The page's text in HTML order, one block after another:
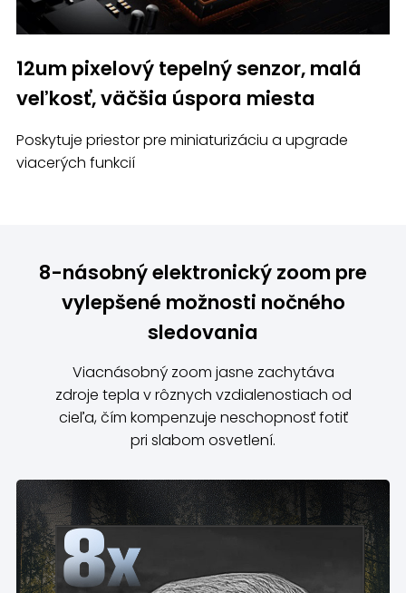
12um pixelový tepelný senzor, malá
veľkosť, väčšia úspora miesta
Poskytuje priestor pre miniaturizáciu a upgrade
viacerých funkcií
8-násobný elektronický zoom pre
vylepšené možnosti nočného
sledovania
Viacnásobný zoom jasne zachytáva
zdroje tepla v rôznych vzdialenostiach od
cieľa, čím kompenzuje neschopnosť fotiť
pri slabom osvetlení.